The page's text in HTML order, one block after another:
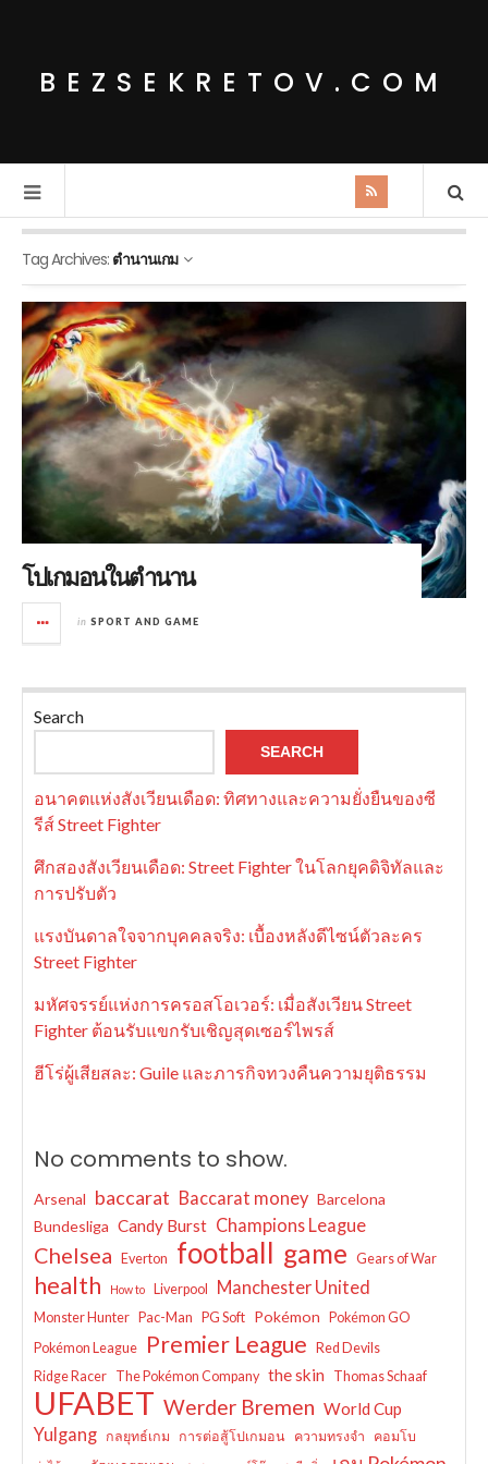
BEZSEKRETOV.COM
Tag Archives: ตำนานเกม
โปเกมอนในตำนาน
in SPORT AND GAME
Search
SEARCH
อนาคตแห่งสังเวียนเดือด: ทิศทางและความยั่งยืนของซี
รีส์ Street Fighter
ศึกสองสังเวียนเดือด: Street Fighter ในโลกยุคดิจิทัลและ
การปรับตัว
แรงบันดาลใจจากบุคคลจริง: เบื้องหลังดีไซน์ตัวละคร
Street Fighter
มหัศจรรย์แห่งการครอสโอเวอร์: เมื่อสังเวียน Street
Fighter ต้อนรับแขกรับเชิญสุดเซอร์ไพรส์
ฮีโร่ผู้เสียสละ: Guile และภารกิจทวงคืนความยุติธรรม
No comments to show.
Arsenal baccarat Baccarat money Barcelona
Bundesliga Candy Burst Champions League
Chelsea Everton football game Gears of War
health How to Liverpool Manchester United
Monster Hunter Pac-Man PG Soft Pokémon
Pokémon GO
Pokémon League
Premier League
Red Devils
Ridge Racer The Pokémon Company the skin Thomas Schaaf
UFABET Werder Bremen World Cup
Yulgang กลยุทธ์เกม การต่อสู้โปเกมอน ความทรงจำ คอมโบ